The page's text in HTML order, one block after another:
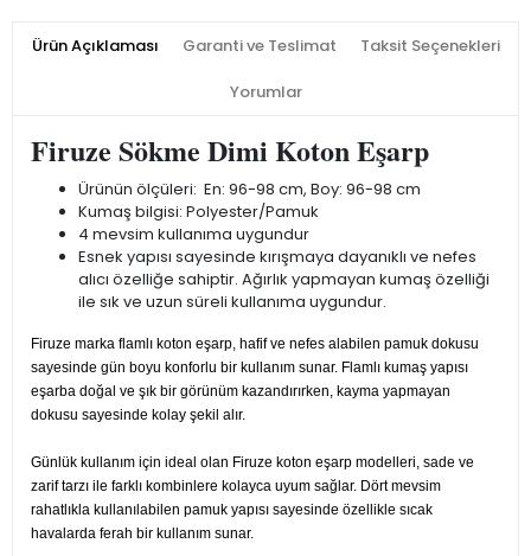
Ürün Açıklaması Garanti ve Teslimat Taksit Seçenekleri
Yorumlar
Firuze Sökme Dimi Koton Eşarp
Ürünün ölçüleri: En: 96-98 cm, Boy: 96-98 cm
Kumaş bilgisi: Polyester/Pamuk
4 mevsim kullanıma uygundur
Esnek yapısı sayesinde kırışmaya dayanıklı ve nefes
alıcı özelliğe sahiptir. Ağırlık yapmayan kumaş özelliği
ile sık ve uzun süreli kullanıma uygundur.
Firuze marka flamlı koton eşarp, hafif ve nefes alabilen pamuk dokusu
sayesinde gün boyu konforlu bir kullanım sunar. Flamlı kumaş yapısı
eşarba doğal ve şık bir görünüm kazandırırken, kayma yapmayan
dokusu sayesinde kolay şekil alır.
Günlük kullanım için ideal olan Firuze koton eşarp modelleri, sade ve
zarif tarzı ile farklı kombinlere kolayca uyum sağlar. Dört mevsim
rahatlıkla kullanılabilen pamuk yapısı sayesinde özellikle sıcak
havalarda ferah bir kullanım sunar.